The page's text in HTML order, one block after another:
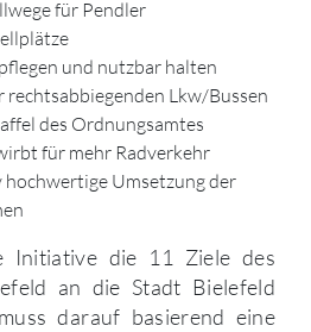
für Pendler
und nutzbar halten
rechtsabbiegenden Lkw/Bussen
des Ordnungsamtes
für mehr Radverkehr
Umsetzung der
Initiative die 11 Ziele des
an die Stadt Bielefeld
darauf basierend eine